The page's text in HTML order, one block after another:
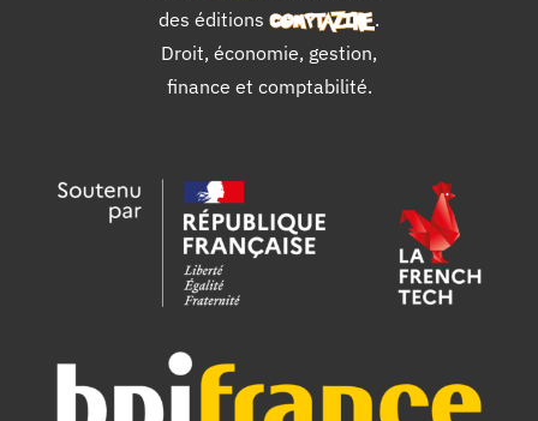
des éditions
.
Droit, économie, gestion,
finance et comptabilité.